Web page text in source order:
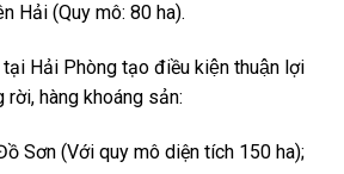
Hải (Quy mô: 80 ha).
tại Hải Phòng tạo điều kiện thuận lợi
hàng khoáng sản:
Sơn (Với quy mô diện tích 150 ha);